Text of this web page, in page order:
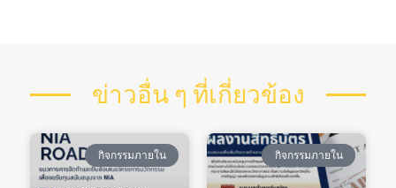
ข่าวอื่น ๆ ที่เกี่ยวข้อง
กิจกรรมภายใน กิจกรรมภายใน